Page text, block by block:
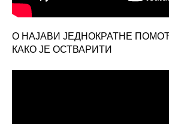
О НАЈАВИ ЈЕДНОКРАТНЕ
КАКО ЈЕ ОСТВАРИТИ